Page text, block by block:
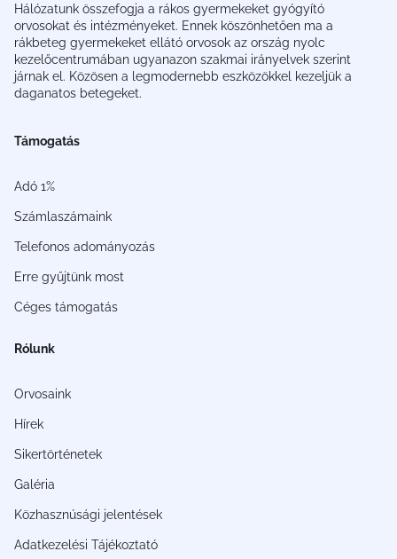
Hálózatunk összefogja a rákos gyermekeket gyógyító
orvosokat és intézményeket. Ennek köszönhetően ma a
rákbeteg gyermekeket ellátó orvosok az ország nyolc
kezelőcentrumában ugyanazon szakmai irányelvek szerint
járnak el. Közösen a legmodernebb eszközökkel kezeljük a
daganatos betegeket.
Támogatás
Adó 1%
Számlaszámaink
Telefonos adományozás
Erre gyűjtünk most
Céges támogatás
Rólunk
Orvosaink
Hírek
Sikertörténetek
Galéria
Közhasznúsági jelentések
Adatkezelési Tájékoztató